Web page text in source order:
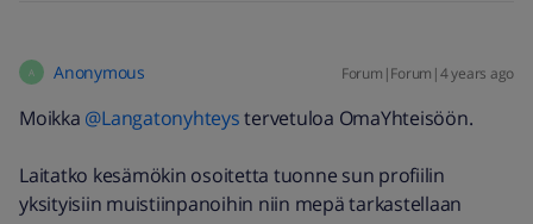
A Anonymous Forum|Forum|4 years ago
Moikka @Langatonyhteystervetuloa OmaYhteisöön.
Laitatko kesämökin osoitetta tuonne sun profiilin
yksityisiin muistiinpanoihin niin mepä tarkastellaan